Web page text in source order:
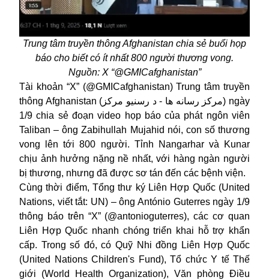
Trung tâm truyền thông Afghanistan chia sẻ buổi họp
báo cho biết có ít nhất 800 người thương vong.
Nguồn: X “@GMICafghanistan”
Tài khoản “X” (@GMICafghanistan) Trung tâm truyền
thông Afghanistan (مرکز رسانه ها - د رسنیو مرکز) ngày
1/9 chia sẻ đoạn video họp báo của phát ngôn viên
Taliban – ông Zabihullah Mujahid nói, con số thương
vong lên tới 800 người. Tỉnh Nangarhar và Kunar
chịu ảnh hưởng nặng nề nhất, với hàng ngàn người
bị thương, nhưng đã được sơ tán đến các bệnh viện.
Cùng thời điểm, Tổng thư ký Liên Hợp Quốc (United
Nations, viết tắt: UN) – ông António Guterres ngày 1/9
thông báo trên “X” (@antonioguterres), các cơ quan
Liên Hợp Quốc nhanh chóng triển khai hỗ trợ khẩn
cấp. Trong số đó, có Quỹ Nhi đồng Liên Hợp Quốc
(United Nations Children's Fund), Tổ chức Y tế Thế
giới (World Health Organization), Văn phòng Điều